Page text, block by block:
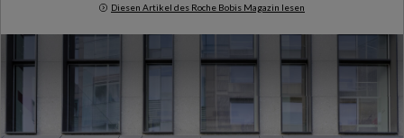
Diesen Artikel des Roche Bobis Magazin lesen
Milan Design Week 2026